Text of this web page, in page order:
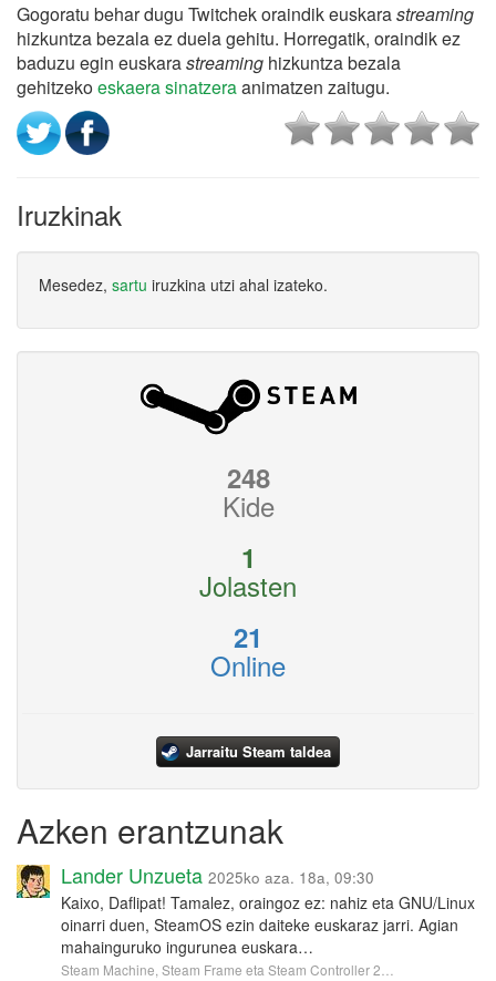
Gogoratu behar dugu Twitchek oraindik euskarastreaming
hizkuntza bezala ez duela gehitu. Horregatik, oraindik ez
baduzu egin euskarastreaming hizkuntza bezala
gehitzekoeskaera sinatzeraanimatzen zaitugu.
Iruzkinak
Mesedez, sartu iruzkina utzi ahal izateko.
248
Kide
1
Jolasten
21
Online
Jarraitu Steam taldea
Azken erantzunak
Lander Unzueta 2025ko aza. 18a, 09:30
Kaixo, Daflipat! Tamalez, oraingoz ez: nahiz eta GNU/Linux
oinarri duen, SteamOS ezin daiteke euskaraz jarri. Agian
mahainguruko ingurunea euskara…
Steam Machine, Steam Frame eta Steam Controller 2…